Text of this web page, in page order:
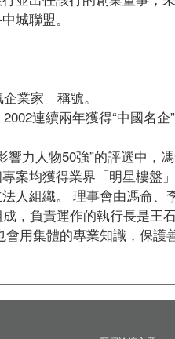
城聯盟。
業家」稱號。
連續兩年獲得“中國名
響力人物50強”的評選中，
案均獲得業界「明星樓盤
人組織。 理事會由馮侖
，負責運作的執行長是
用集體的專業知識，保護